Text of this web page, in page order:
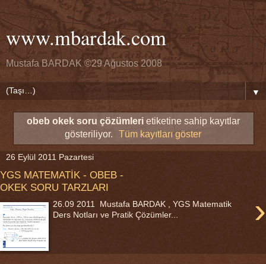
www.mbardak.com
Mustafa BARDAK ©29 Ağustos 2008
▼
obeb okek soru çözümlerietiketine sahip kayıtlar
gösteriliyor.
Tüm kayıtları göster
26 Eylül 2011 Pazartesi
YGS MATEMATİK - OBEB -
OKEK SORU TARZLARI
›
26.09 2011 Mustafa BARDAK , YGS Matematik
Ders Notları ve Pratik Çözümler...